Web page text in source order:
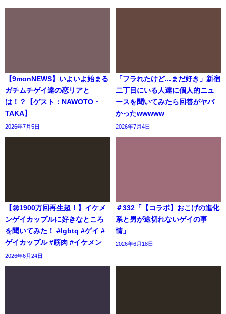
【9monNEWS】いよいよ始まる
ガチムチゲイ達の恋リアと
は！？【ゲスト：NAWOTO・
TAKA】
2026年7月5日
「フラれたけど...まだ好き」新宿
二丁目にいる人達に個人的ニュ
ースを聞いてみたら回答がヤバ
かったwwwww
2026年7月4日
【㊗️1900万回再生超！】イケメ
ンゲイカップルに好きなところ
を聞いてみた！ #lgbtq #ゲイ #
ゲイカップル #筋肉 #イケメン
2026年6月24日
＃332「【コラボ】おこげの進化
系と男が途切れないゲイの事
情」
2026年6月18日